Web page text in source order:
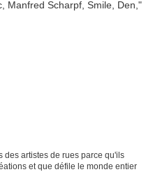
des artistes de rues parce qu'ils
et que défile le monde entier